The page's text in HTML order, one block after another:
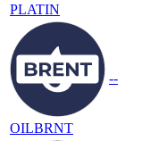
PLATIN
OILBRNT
--